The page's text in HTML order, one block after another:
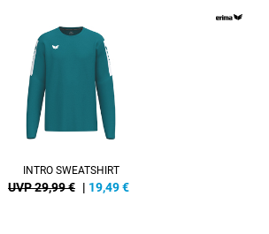
INTRO SWEATSHIRT
UVP 29,99 € | 19,49€